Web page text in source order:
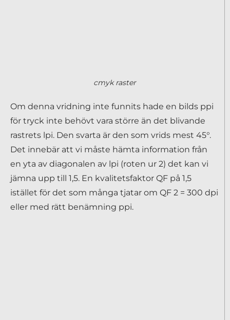
cmyk raster
Om denna vridning inte funnits hade en bilds ppi
för tryck inte behövt vara större än det blivande
rastrets lpi. Den svarta är den som vrids mest 45°.
Det innebär att vi måste hämta information från
en yta av diagonalen av lpi (roten ur 2) det kan vi
jämna upp till 1,5. En kvalitetsfaktor QF på 1,5
istället för det som många tjatar om QF 2 = 300 dpi
eller med rätt benämning ppi.